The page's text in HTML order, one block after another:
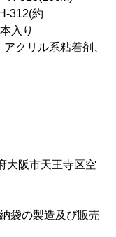
312(約
入り
クリル系粘着剤、
阪市天王寺区空
袋の製造及び販売